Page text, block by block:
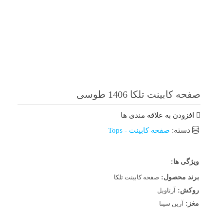
صفحه کابینت تلکا 1406 طوسی
افزودن به علاقه مندی ها
دسته: صفحه کابینت - Tops
ویژگی ها:
برند محصول: صفحه کابینت تلکا
روکش: آرتاویل
مغز: آرین سینا